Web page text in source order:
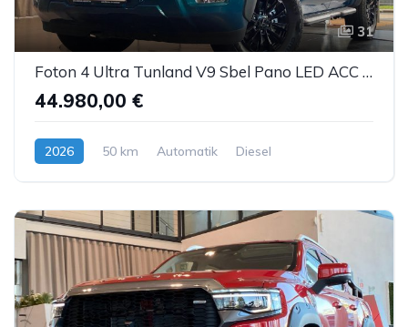
31
Foton 4 Ultra Tunland V9 Sbel Pano LED ACC AHK 360°
44.980,00 €
2026 50 km Automatik Diesel